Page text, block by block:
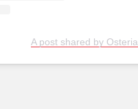
A post shared by